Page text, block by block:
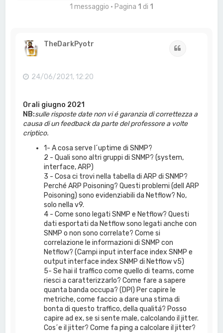
1 messaggio • Pagina 1 di 1
TheDarkPyotr
24/06/2021, 12:20
Orali giugno 2021
NB:sulle risposte date non vi é garanzia di correttezza a
causa di un feedback da parte del professore a volte
criptico.
1- A cosa serve l´uptime di SNMP?
2 - Quali sono altri gruppi di SNMP? (system,
interface, ARP)
3 - Cosa ci trovi nella tabella di ARP di SNMP?
Perché ARP Poisoning? Questi problemi (dell ARP
Poisoning) sono evidenziabili da Netflow? No,
solo nella v9.
4 - Come sono legati SNMP e Netflow? Questi
dati esportati da Netflow sono legati anche con
SNMP o non sono correlate? Come si
correlazione le informazioni di SNMP con
Netflow? (Campi input interface index SNMP e
output interface index SNMP di Netflow v5)
5- Se hai il traffico come quello di teams, come
riesci a caratterizzarlo? Come fare a sapere
quanta banda occupa? (DPI) Per capire le
metriche, come faccio a dare una stima di
bonta di questo traffico, della qualitá? Posso
capire ad ex, se si sente male, calcolando il jitter.
Cos´e il jitter? Come fa ping a calcolare il jitter?